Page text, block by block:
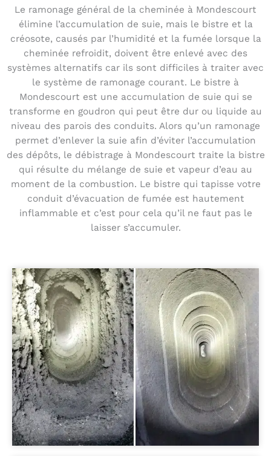
Le ramonage général de la cheminée à Mondescourt
élimine l’accumulation de suie, mais le bistre et la
créosote, causés par l’humidité et la fumée lorsque la
cheminée refroidit, doivent être enlevé avec des
systèmes alternatifs car ils sont difficiles à traiter avec
le système de ramonage courant. Le bistre à
Mondescourt est une accumulation de suie qui se
transforme en goudron qui peut être dur ou liquide au
niveau des parois des conduits. Alors qu’un ramonage
permet d’enlever la suie afin d’éviter l’accumulation
des dépôts, le débistrage à Mondescourt traite la bistre
qui résulte du mélange de suie et vapeur d’eau au
moment de la combustion. Le bistre qui tapisse votre
conduit d’évacuation de fumée est hautement
inflammable et c’est pour cela qu’il ne faut pas le
laisser s’accumuler.